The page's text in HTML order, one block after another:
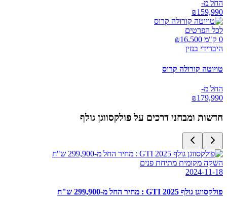
החל מ-
₪159,990
לכל הפרטים
0 ק"מ ₪
16,500
היברידי בנזין
טויוטה קורולה קרוס
החל מ-
₪179,990
חדשות ומבחני דרכים עלפולקסווגן גולף
השקה מקומית מתיחת פנים
2024-11-18
פולקסווגן גולף GTI 2025 : מחיר החל מ-299,900 ש"ח